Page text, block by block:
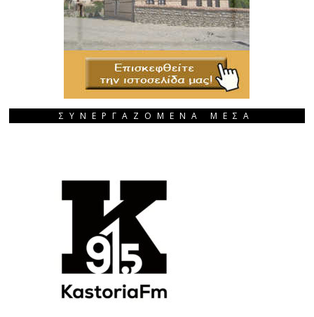
ΣΥΝΕΡΓΑΖΟΜΕΝΑ ΜΕΣΑ